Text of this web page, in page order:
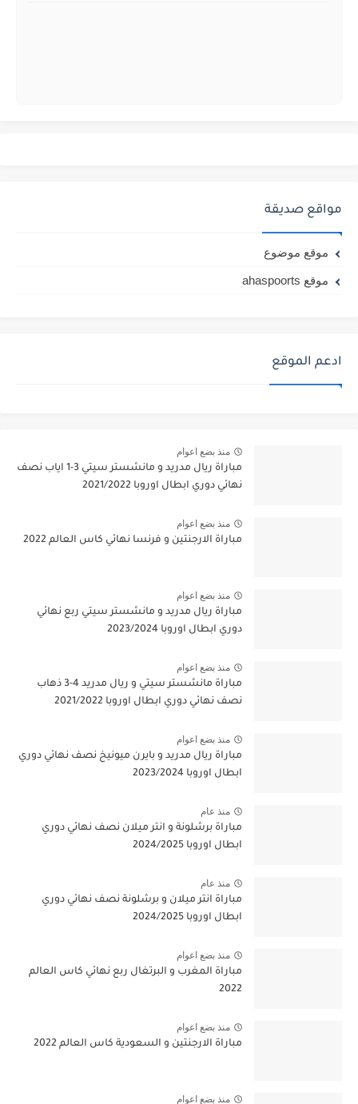
مواقع صديقة
موقع موضوع
موقع ahaspoorts
ادعم الموقع
منذ بضع اعوام
مباراة ريال مدريد و مانشستر سيتي 3-1 اياب نصف
نهائي دوري ابطال اوروبا 2021/2022
منذ بضع اعوام
مباراة الارجنتين و فرنسا نهائي كاس العالم 2022
منذ بضع اعوام
مباراة ريال مدريد و مانشستر سيتي ربع نهائي
دوري ابطال اوروبا 2023/2024
منذ بضع اعوام
مباراة مانشستر سيتي و ريال مدريد 4-3 ذهاب
نصف نهائي دوري ابطال اوروبا 2021/2022
منذ بضع اعوام
مباراة ريال مدريد و بايرن ميونيخ نصف نهائي دوري
ابطال اوروبا 2023/2024
منذ عام
مباراة برشلونة و انتر ميلان نصف نهائي دوري
ابطال اوروبا 2024/2025
منذ عام
مباراة انتر ميلان و برشلونة نصف نهائي دوري
ابطال اوروبا 2024/2025
منذ بضع اعوام
مباراة المغرب و البرتغال ربع نهائي كاس العالم
2022
منذ بضع اعوام
مباراة الارجنتين و السعودية كاس العالم 2022
منذ بضع اعوام